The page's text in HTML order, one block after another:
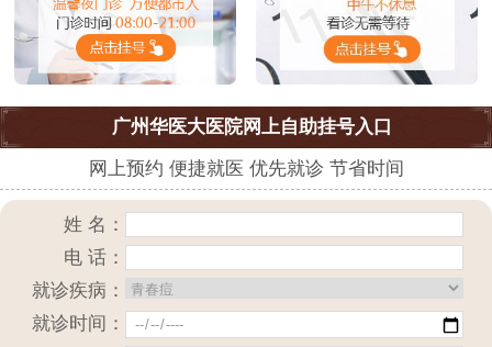
广州华医大医院网上自助挂号入口
网上预约 便捷就医 优先就诊 节省时间
姓 名：
电 话：
就诊疾病：
就诊时间：